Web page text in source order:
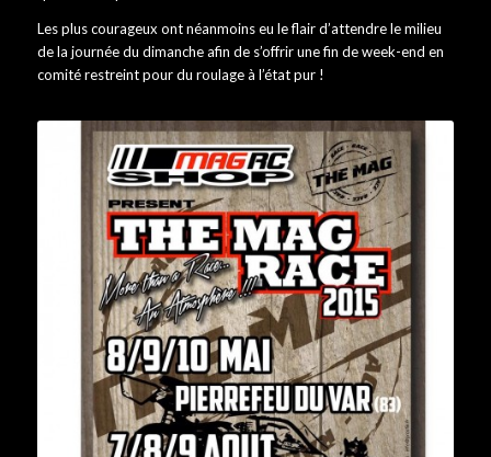
Les plus courageux ont néanmoins eu le flair d’attendre le milieu
de la journée du dimanche afin de s’offrir une fin de week-end en
comité restreint pour du roulage à l’état pur !